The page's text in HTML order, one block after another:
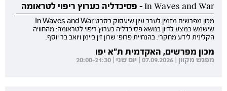
In Waves and War - פסיכדליה כערוץ ריפוי לטראומה
מכון מפרשים מזמין לערב עיון שיעסוק בסרט In Waves and War
שישמש כמצע לדיון בנושא פסיכדליה כערוץ ריפוי לטראומה: מהחוויה
הקלינית לידע מחקרי. בהנחיית פרופ' שרון זין ביימן ויואב בר יוסף.
מכון מפרשים, האקדמית ת"א יפו
מפגש מקוון | 07.09.2026 | יום שני | 20:00-21:30